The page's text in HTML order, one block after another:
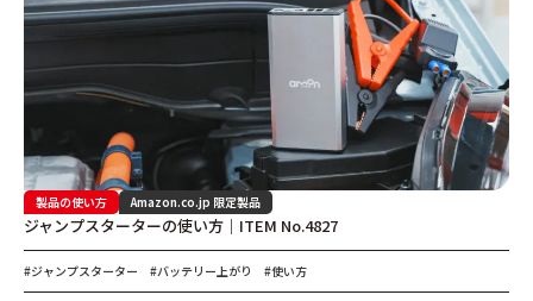
製品の使い方 Amazon.co.jp 限定製品
ジャンプスターターの使い方｜ITEM No.4827
#ジャンプスターター #バッテリー上がり #使い方